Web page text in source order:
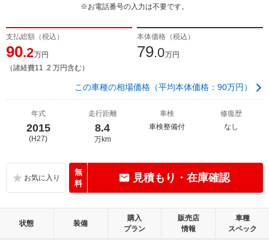
※お電話番号の入力は不要です。
支払総額（税込）
90.2万円
（諸経費11 .2 万円含む）
本体価格（税込）
79.0万円
この車種の相場価格（平均本体価格：90万円）
年式
2015
(H27)
走行距離
8.4
万km
車検
車検整備付
修復歴
なし
無
料
見積もり・在庫確認
状態 装備
購入
プラン
販売店
情報
車種
スペック